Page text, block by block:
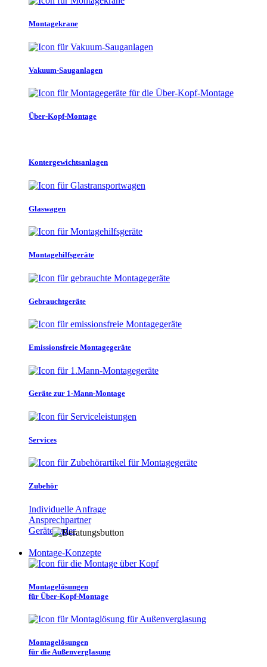
Montagekrane
Vakuum-Sauganlagen
Über-Kopf-Montage
Kontergewichtsanlagen
Glaswagen
Montagehilfsgeräte
Gebrauchtgeräte
Emissionsfreie Montagegeräte
Geräte zur 1-Mann-Montage
Services
Zubehör
Individuelle Anfrage
Ansprechpartner
Gerätefinder
Montage-Konzepte
Montagelösungen
für Über-Kopf-Montage
Montagelösungen
für die Außenverglasung